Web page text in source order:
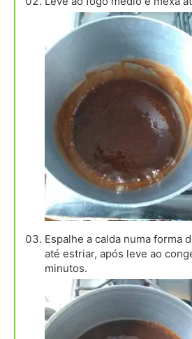
Espalhe a calda numa forma
até estriar, após leve ao
minutos.